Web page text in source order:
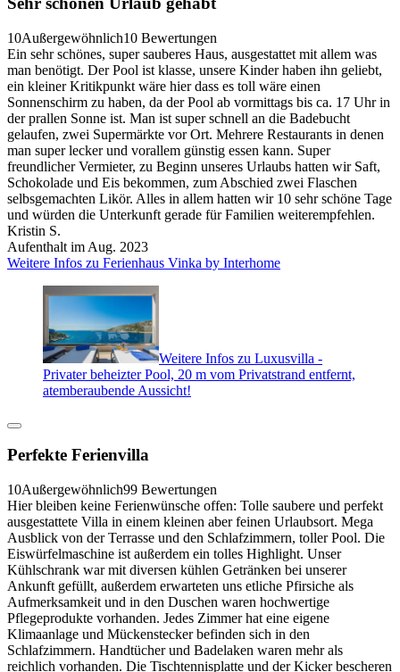
10Außergewöhnlich10 Bewertungen
Ein sehr schönes, super sauberes Haus, ausgestattet mit allem was
man benötigt. Der Pool ist klasse, unsere Kinder haben ihn geliebt,
ein kleiner Kritikpunkt wäre hier dass es toll wäre einen
Sonnenschirm zu haben, da der Pool ab vormittags bis ca. 17 Uhr in
der prallen Sonne ist. Man ist super schnell an die Badebucht
gelaufen, zwei Supermärkte vor Ort. Mehrere Restaurants in denen
man super lecker und vorallem günstig essen kann. Super
freundlicher Vermieter, zu Beginn unseres Urlaubs hatten wir Saft,
Schokolade und Eis bekommen, zum Abschied zwei Flaschen
selbsgemachten Likör. Alles in allem hatten wir 10 sehr schöne Tage
und würden die Unterkunft gerade für Familien weiterempfehlen.
Kristin S.
Aufenthalt im Aug. 2023
Weitere Infos zu Ferienhaus Vinka by Interhome
Weitere Infos zu Luxusvilla -
Privater beheizter Pool, 20 m vom Privatstrand entfernt,
atemberaubende Aussicht!
Perfekte Ferienvilla
10Außergewöhnlich99 Bewertungen
Hier bleiben keine Ferienwünsche offen: Tolle saubere und perfekt
ausgestattete Villa in einem kleinen aber feinen Urlaubsort. Mega
Ausblick von der Terrasse und den Schlafzimmern, toller Pool. Die
Eiswürfelmaschine ist außerdem ein tolles Highlight. Unser
Kühlschrank war mit diversen kühlen Getränken bei unserer
Ankunft gefüllt, außerdem erwarteten uns etliche Pfirsiche als
Aufmerksamkeit und in den Duschen waren hochwertige
Pflegeprodukte vorhanden. Jedes Zimmer hat eine eigene
Klimaanlage und Mückenstecker befinden sich in den
Schlafzimmern. Handtücher und Badelaken waren mehr als
reichlich vorhanden. Die Tischtennisplatte und der Kicker bescheren